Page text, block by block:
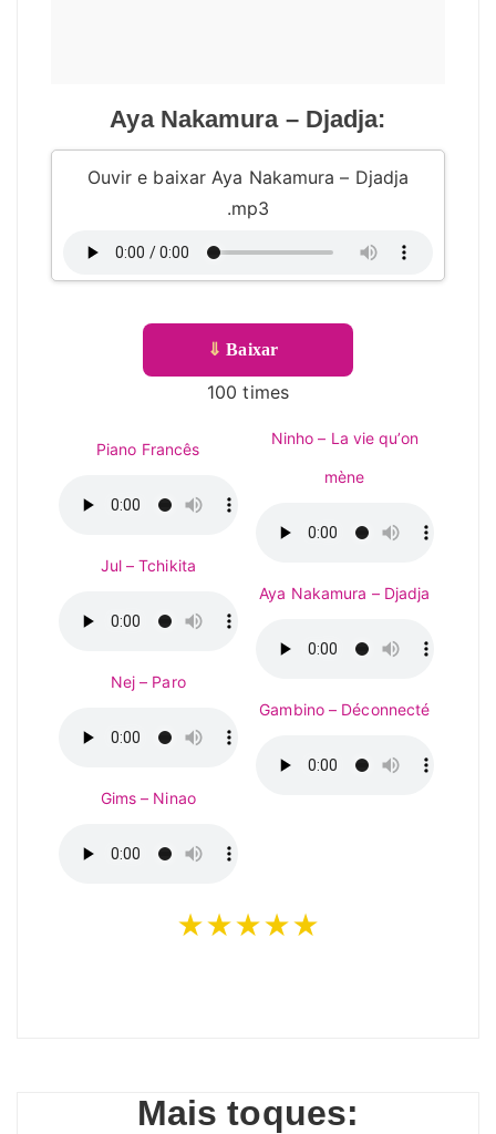
Aya Nakamura – Djadja:
Ouvir e baixar Aya Nakamura – Djadja
.mp3
⇓ Baixar
100 times
Piano Francês
Jul – Tchikita
Nej – Paro
Gims – Ninao
Ninho – La vie qu’on
mène
Aya Nakamura – Djadja
Gambino – Déconnecté
★★★★★
Mais toques: